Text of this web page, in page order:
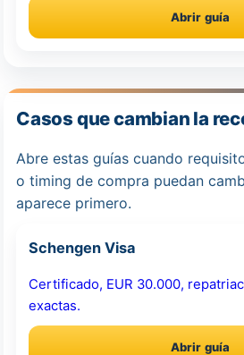
Abrir guía
Casos que cambian la
Abre estas guías cuando
o timing de compra puedan
aparece primero.
Schengen Visa
Certificado, EUR 30.000,
exactas.
Abrir guía